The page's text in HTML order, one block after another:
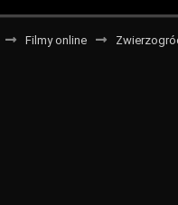
Filmy online